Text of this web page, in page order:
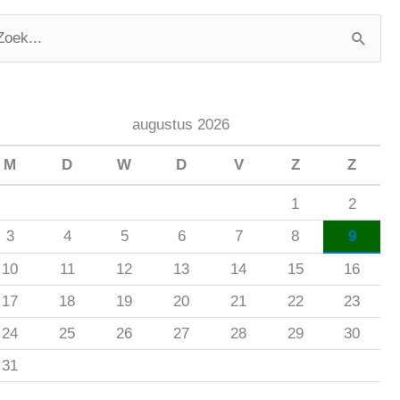
augustus 2026
M D W D V Z Z
1
2
3
4 5 6 7 8
9
10
11 12 13 14 15
16
17
18 19 20 21 22
23
24
25 26 27 28 29
30
31